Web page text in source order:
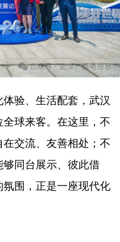
验、生活配套，武汉
球来客。在这里，不
交流、友善相处；不
够同台展示、彼此借
围，正是一座现代化